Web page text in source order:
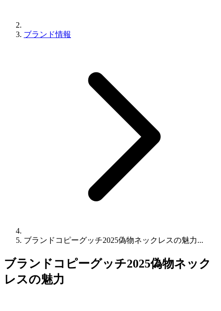
ブランド情報
ブランドコピーグッチ2025偽物ネックレスの魅力...
ブランドコピーグッチ2025偽物ネック
レスの魅力